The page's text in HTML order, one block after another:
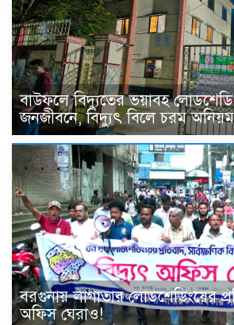
বাউফলে বিদ্যুতের ভয়াবহ
জনজীবনে, বিদ্যুৎ বিলে চরম অনিয়ম
বরগুনায় লাগাতার লোডশেডিংয়ের
অফিস ঘেরাও!